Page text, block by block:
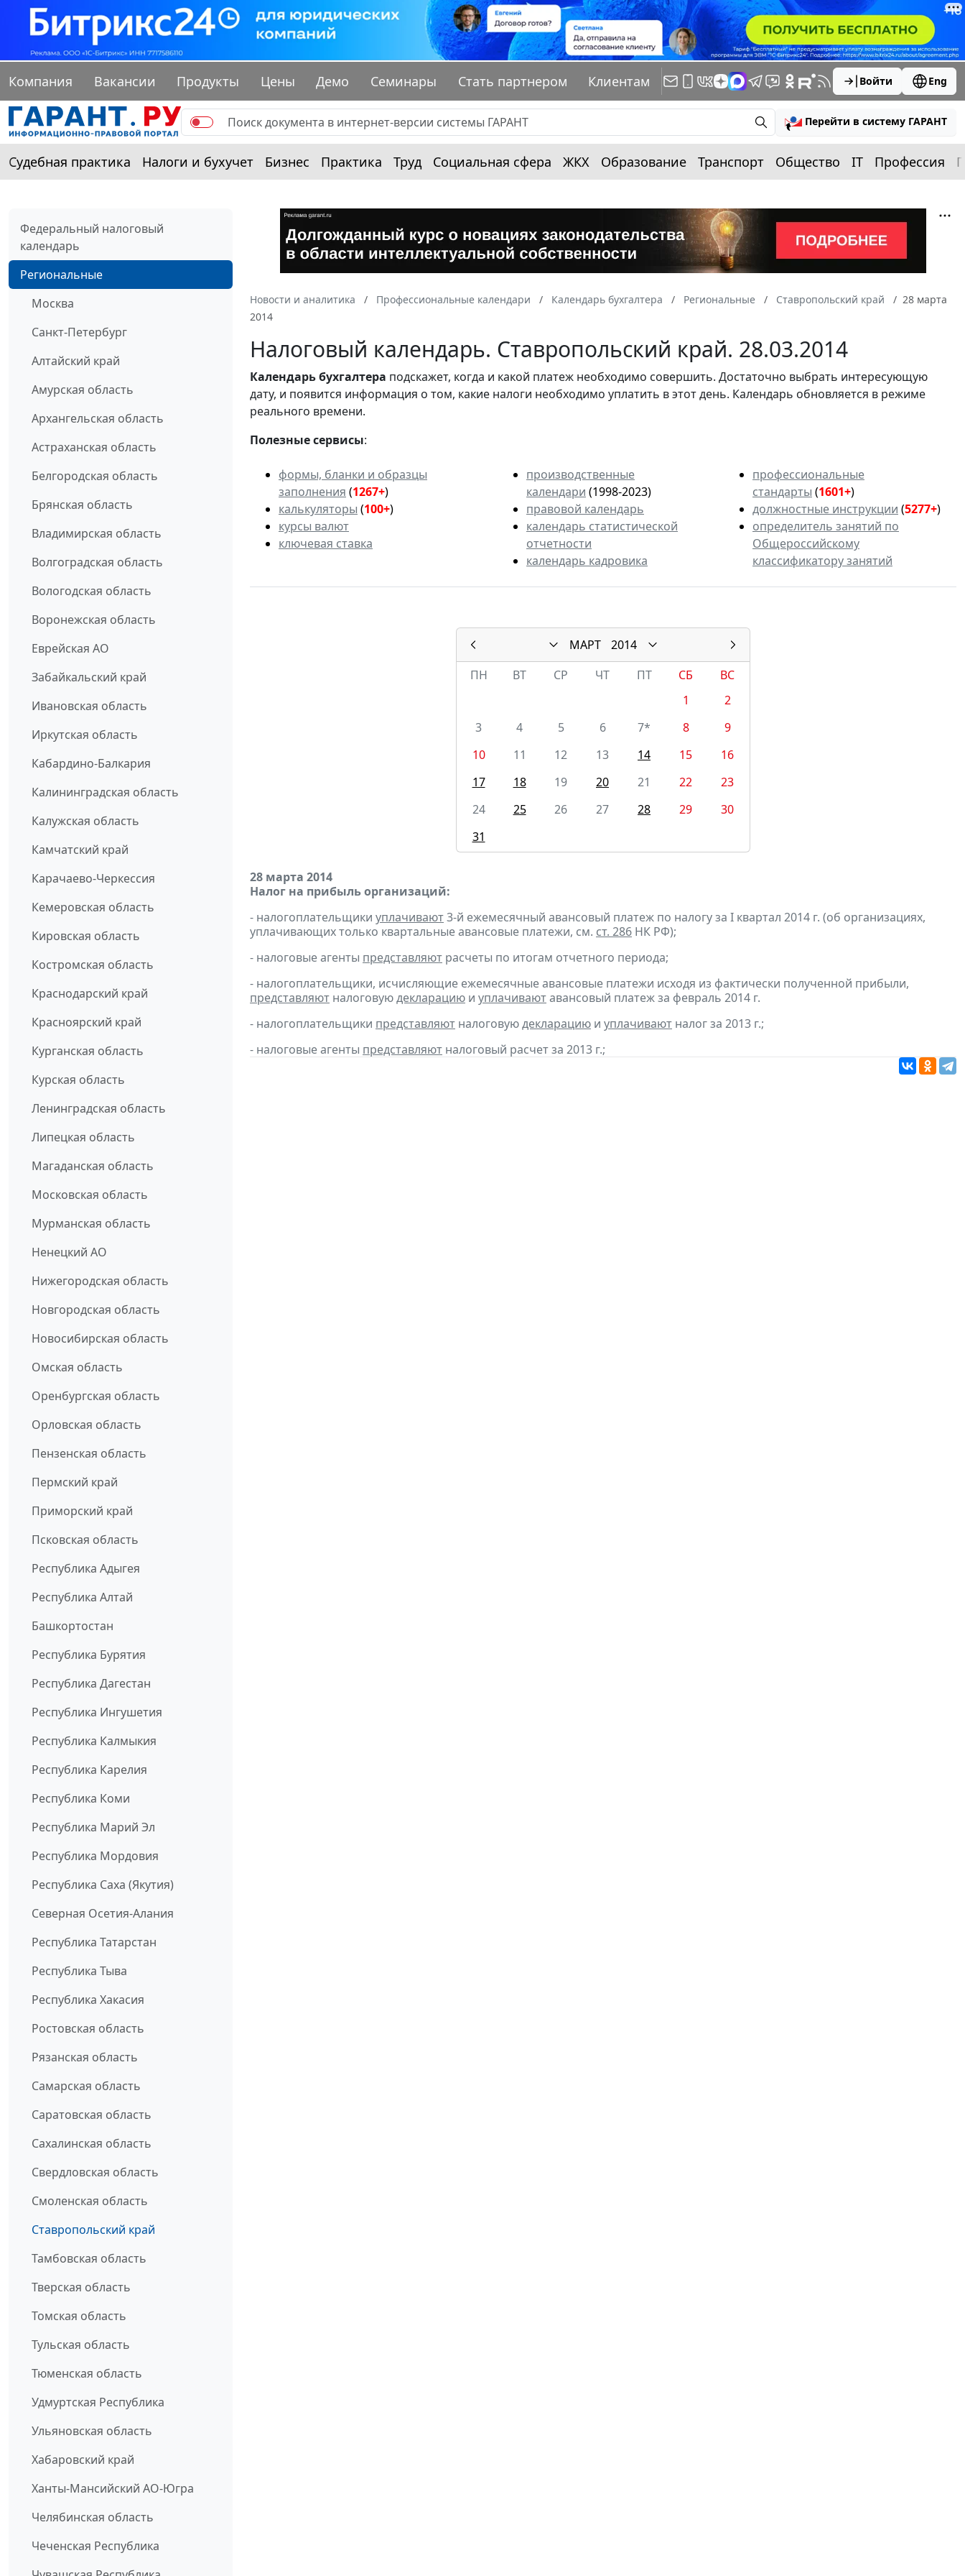
Компания Вакансии Продукты Цены Демо Семинары Стать партнером Клиентам Войти Eng
Перейти в систему ГАРАНТ
Судебная практика Налоги и бухучет Бизнес Практика Труд Социальная сфера ЖКХ Образование Транспорт Общество IT Профессия
Федеральный налоговый
календарь
Региональные
Москва
Санкт-Петербург
Алтайский край
Амурская область
Архангельская область
Астраханская область
Белгородская область
Брянская область
Владимирская область
Волгоградская область
Вологодская область
Воронежская область
Еврейская АО
Забайкальский край
Ивановская область
Иркутская область
Кабардино-Балкария
Калининградская область
Калужская область
Камчатский край
Карачаево-Черкессия
Кемеровская область
Кировская область
Костромская область
Краснодарский край
Красноярский край
Курганская область
Курская область
Ленинградская область
Липецкая область
Магаданская область
Московская область
Мурманская область
Ненецкий АО
Нижегородская область
Новгородская область
Новосибирская область
Омская область
Оренбургская область
Орловская область
Пензенская область
Пермский край
Приморский край
Псковская область
Республика Адыгея
Республика Алтай
Башкортостан
Республика Бурятия
Республика Дагестан
Республика Ингушетия
Республика Калмыкия
Республика Карелия
Республика Коми
Республика Марий Эл
Республика Мордовия
Республика Саха (Якутия)
Северная Осетия-Алания
Республика Татарстан
Республика Тыва
Республика Хакасия
Ростовская область
Рязанская область
Самарская область
Саратовская область
Сахалинская область
Свердловская область
Смоленская область
Ставропольский край
Тамбовская область
Тверская область
Томская область
Тульская область
Тюменская область
Удмуртская Республика
Ульяновская область
Хабаровский край
Ханты-Мансийский АО-Югра
Челябинская область
Чеченская Республика
Новости и аналитика Профессиональные календари Календарь бухгалтера Региональные Ставропольский край
28 марта
2014
Налоговый календарь. Ставропольский край. 28.03.2014
Календарьбухгалтера подскажет, когда и какой платеж необходимо совершить. Достаточно выбрать интересующую
дату, и появится информация о том, какие налоги необходимо уплатить в этот день. Календарь обновляется в режиме
реального времени.
Полезные сервисы:
формы, бланки и образцы
заполнения (1267+)
калькуляторы (100+)
курсы валют
ключевая ставка
производственные
календари (1998-2023)
правовой календарь
календарь статистической
отчетности
календарь кадровика
профессиональные
стандарты (1601+)
должностные инструкции (5277+)
определитель занятий по
Общероссийскому
классификатору занятий
МАРТ
2014
ПН
ВТ СР ЧТ ПТ СБ
ВС
1
2
3
4 5 6 7* 8
9
10
11 12 13 14 15
16
17
18 19 20 21 22
23
24
25 26 27 28 29
30
31
28 марта 2014
Налог на прибыль организаций:
- налогоплательщики уплачивают3-й ежемесячный авансовый платеж по налогу за I квартал 2014 г. (об организациях,
уплачивающих только квартальные авансовые платежи, см. ст. 286 НК РФ);
- налоговые агенты представляют расчеты по итогам отчетного периода;
- налогоплательщики, исчисляющие ежемесячные авансовые платежи исходя из фактически полученной прибыли,
представляют налоговуюдекларацию и уплачиваютавансовый платеж за февраль 2014 г.
- налогоплательщики представляют налоговуюдекларацию и уплачивают налог за 2013 г.;
- налоговые агенты представляют налоговый расчет за 2013 г.;